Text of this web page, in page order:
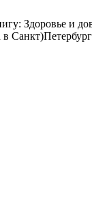
Здоровье и
в